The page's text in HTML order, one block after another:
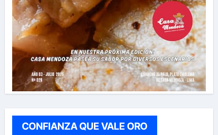
CONFIANZA QUE VALE ORO